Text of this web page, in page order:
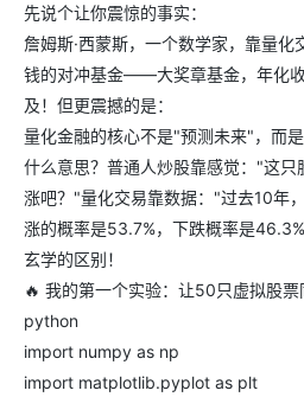
先说个让你震惊的事实：
詹姆斯·西蒙斯，一个数学家，靠量
钱的对冲基金——大奖章基金，年化
及！但更震撼的是：
量化金融的核心不是"预测未来"，而是
什么意思？普通人炒股靠感觉："这
涨吧？"量化交易靠数据："过去10年
涨的概率是53.7%，下跌概率是
玄学的区别！
🔥 我的第一个实验：让50只虚拟股
python
import numpy as np
import matplotlib.pyplot as plt